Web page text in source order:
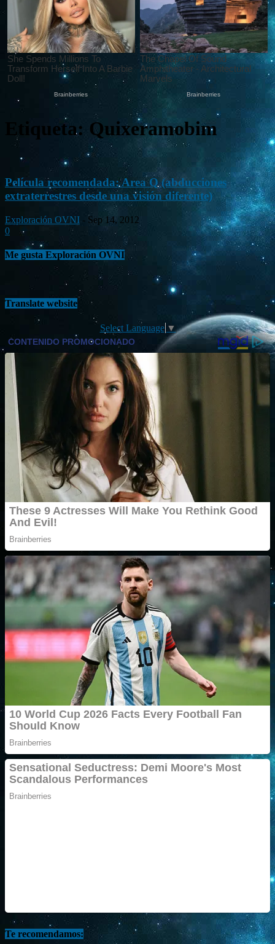
Etiqueta: Quixeramobim
Película recomendada: Area Q (abducciones
extraterrestres desde una visión diferente)
Exploración OVNI - Sep 14, 2012
0
Me gusta Exploración OVNI
Translate website
Select Language ▼
Te recomendamos: